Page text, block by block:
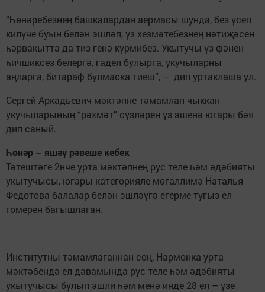
“Һөнәребезнең башкалардан аермасы шунда, без үсеп
килүче буын белән эшләп, үз хезмәтебезнең нәтиҗәсен
һәрвакытта да тиз генә күрмибез. Укытучы үз фәнен
һичшиксез белергә, гадел булырга, укучыларны
аңларга, битараф булмаска тиеш”, – дип уртаклаша ул.
Сергей Аркадьевич мәктәпне тәмамлап чыккан
укучыларының “рәхмәт” сүзләрен үз эшенә югары бәя
дип саный.
Һөнәр – яшәү рәвеше кебек
Тәтештәге 2нче урта мәктәпнең рус теле һәм әдәбияты
укытучысы, югары категорияле мөгаллимә Наталья
Федотова балалар белән эшләүгә егерме тугыз ел
гомерен багышлаган.
Институтны тәмамлаганнан соң, Нармонка урта
мәктәбендә ел дәвамында рус теле һәм әдәбияты
укытучысы булып эшли һәм менә инде 28 ел – үзе